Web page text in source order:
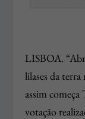
LISBOA.
lilases da
assim
votação